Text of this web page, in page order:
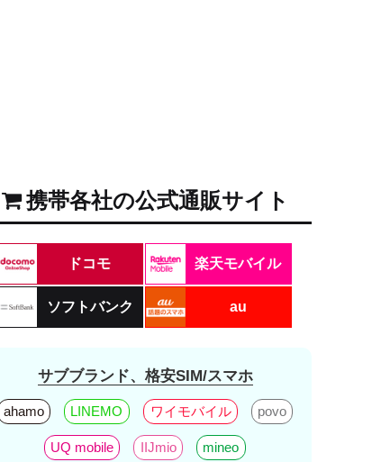
携帯各社の公式通販サイト
ドコモ 楽天モバイル
ソフトバンク au
サブブランド、格安SIM/スマホ
ahamo LINEMO ワイモバイル povo
UQ mobile IIJmio mineo